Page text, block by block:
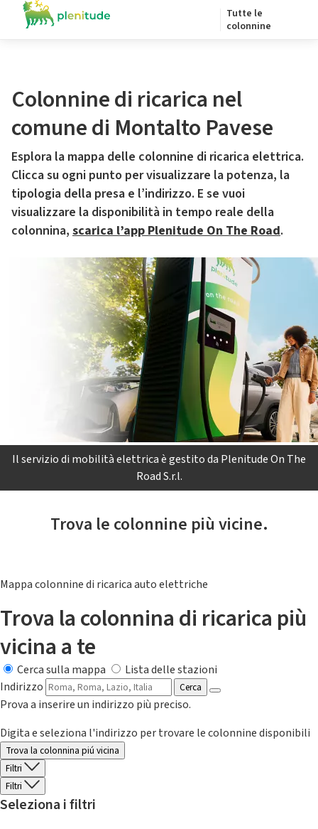
Tutte le
colonnine
Colonnine di ricarica nel
comune di Montalto Pavese
Esplora la mappa delle colonnine di ricarica elettrica.
Clicca su ogni punto per visualizzare la potenza, la
tipologia della presa e l’indirizzo. E se vuoi
visualizzare la disponibilità in tempo reale della
colonnina, scarica l’app Plenitude On The Road.
Il servizio di mobilità elettrica è gestito da Plenitude On The
Road S.r.l.
Trova le colonnine più vicine.
Mappa colonnine di ricarica auto elettriche
Trova la colonnina di ricarica più
vicina a te
Cerca sulla mappa
Lista delle stazioni
Indirizzo
Cerca
Prova a inserire un indirizzo più preciso.
Digita e seleziona l'indirizzo per trovare le colonnine disponibili
Trova la colonnina piú vicina
Filtri
Filtri
Seleziona i filtri